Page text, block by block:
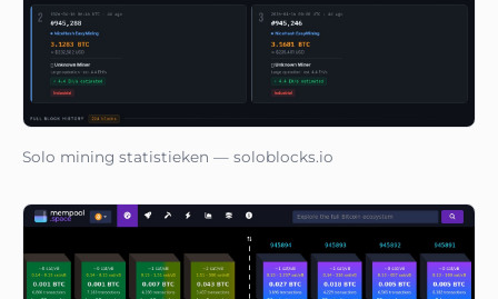
Solo mining statistieken — soloblocks.io